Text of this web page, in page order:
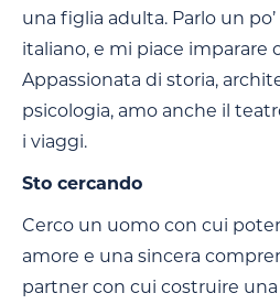
una figlia adulta. Parlo un
italiano, e mi piace imparare
Appassionata di storia,
psicologia, amo anche il
i viaggi.
Sto cercando
Cerco un uomo con cui
amore e una sincera
partner con cui costruire